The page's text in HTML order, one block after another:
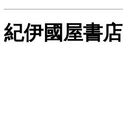
紀伊國屋書店